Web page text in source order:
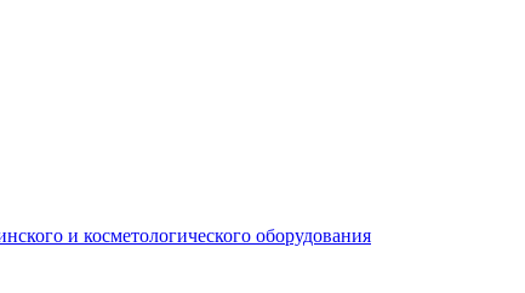
и косметологического оборудования